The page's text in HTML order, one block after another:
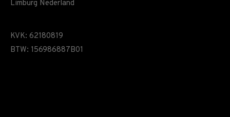
Limburg Nederland
KVK: 62180819
BTW: 156986887B01